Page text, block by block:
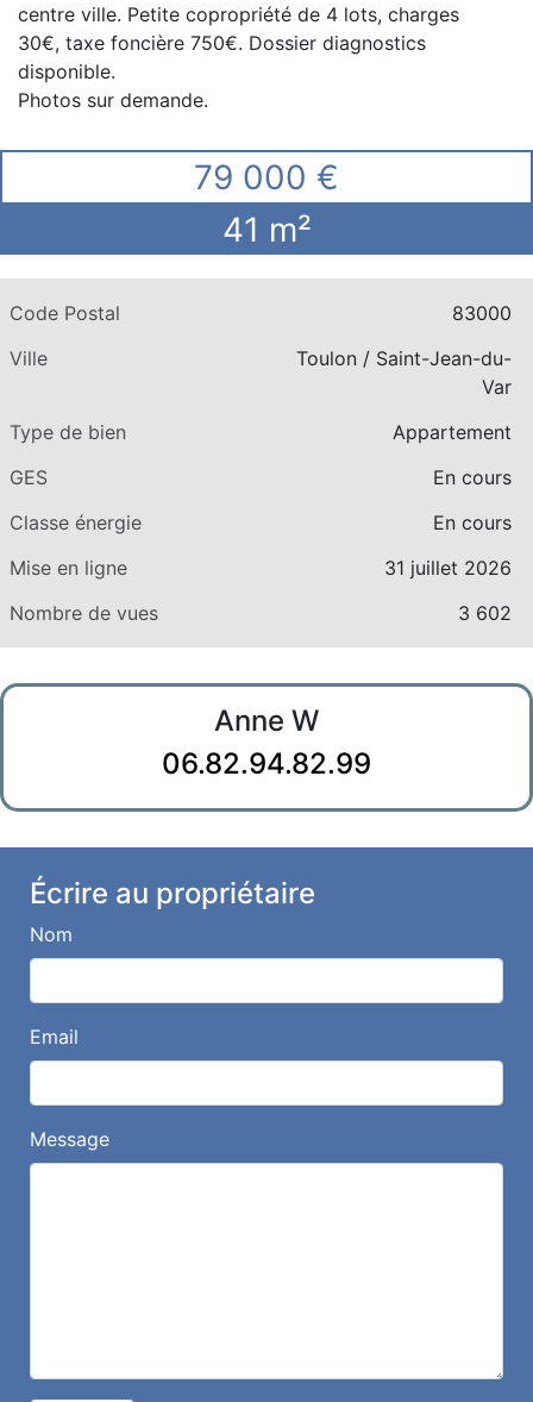
centre ville. Petite copropriété de 4 lots, charges
30€, taxe foncière 750€. Dossier diagnostics
disponible.
Photos sur demande.
79 000 €
41 m²
Code Postal
83000
Ville
Toulon / Saint-Jean-du-
Var
Type de bien
Appartement
GES
En cours
Classe énergie
En cours
Mise en ligne
31 juillet 2026
Nombre de vues
3 602
Anne W
06.82.94.82.99
Écrire au propriétaire
Nom
Email
Message